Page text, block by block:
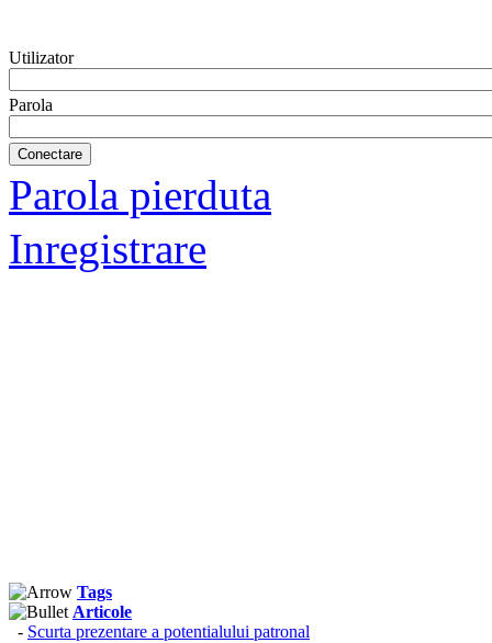
Utilizator
Parola
Parola pierduta
Inregistrare
Tags
Articole
- Scurta prezentare a potentialului patronal